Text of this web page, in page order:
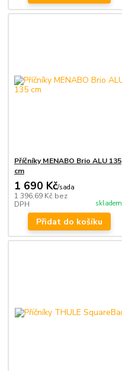
Příčníky MENABO Brio ALU 135
cm
1 690 Kč/sada
1 396,69 Kč bez
DPH
skladem
Přidat do košíku